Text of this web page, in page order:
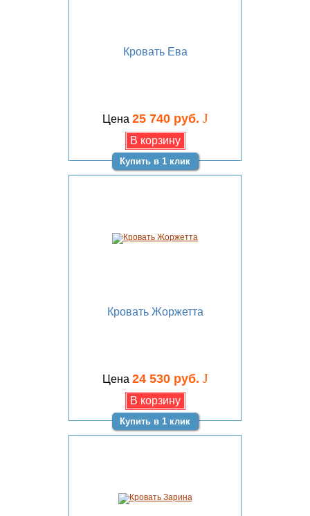
Кровать Ева
Цена 25 740 руб. J
Купить в 1 клик
Кровать Жоржетта
Цена 24 530 руб. J
Купить в 1 клик